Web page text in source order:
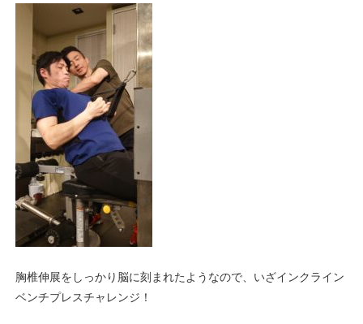
胸椎伸展をしっかり脳に刻まれたようなので、いざインクライン
ベンチプレスチャレンジ！